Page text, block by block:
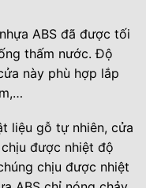
ABS đã được tối
thấm nước. Độ
này phù hợp lắp
liệu gỗ tự nhiên, cửa
được nhiệt độ
chịu được nhiệt